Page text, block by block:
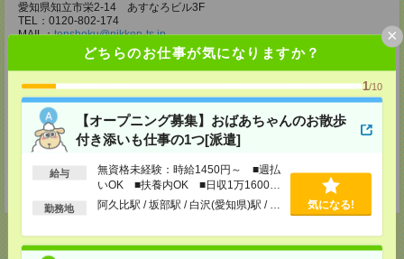
どちらのお仕事が気になりますか？
1/10
【オープニング募集】おばあちゃんのお散歩
付き添いも仕事の1つ[派遣]
給与
無資格未経験：時給1450円～ ■週払
いOK ■扶養内OK ■日収1万1600円
以上
勤務地 阿久比駅 / 坂部駅 / 白沢(愛知県)駅 / … 気になる!
×
愛知県知立市栄2-14 あすなろビル3F
TEL：0120-802-174
MAIL：tenshoku@nikken-ts.jp
担当：採用担当
メディカルケア事業部 名古屋オフィス
愛知県名古屋市西区牛島町2-5 TOMITA.BLD 4階
TEL：0120-455-091
MAIL：tenshoku@nikken-ts.jp
担当：採用担当
★今ならご来社登録でQUOカード2000円分をプレゼント中★